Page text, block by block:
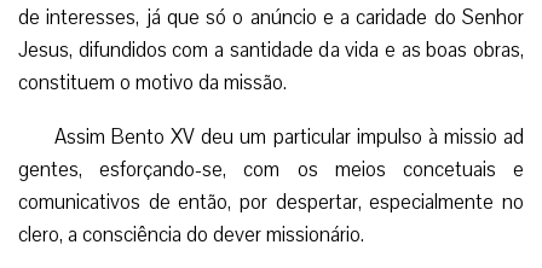
de interesses, já que só o anúncio e a caridade do Senhor
Jesus, difundidos com a santidade da vida e as boas obras,
constituem o motivo da missão.
Assim Bento XV deu um particular impulso à missio ad
gentes, esforçando-se, com os meios concetuais e
comunicativos de então, por despertar, especialmente no
clero, a consciência do dever missionário.